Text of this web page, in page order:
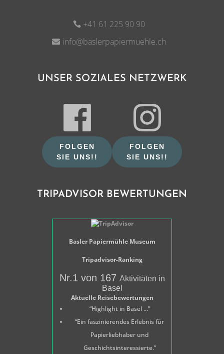
+41 61 225 90 90
info@baslerpapiermuehle.ch
UNSER SOZIALES NETZWERK
FOLGEN
SIE UNS!!
FOLGEN
SIE UNS!!
TRIPADVISOR BEWERTUNGEN
Basler Papiermühle Museum
Tripadvisor-Ranking
Nr.1 von 167 Aktivitäten in
Basel
Aktuelle Reisebewertungen
“Highlight in Basel ...”
“Ein faszinierendes Erlebnis für
Papierliebhaber und
Geschichtsinteressierte.”